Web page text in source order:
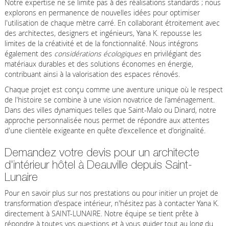
Notre expertise ne se limite pas à des réalisations standards ; nous
explorons en permanence de nouvelles idées pour optimiser
l'utilisation de chaque mètre carré. En collaborant étroitement avec
des architectes, designers et ingénieurs, Yana K. repousse les
limites de la créativité et de la fonctionnalité. Nous intégrons
également des considérations écologiquesen privilégiant des
matériaux durables et des solutions économes en énergie,
contribuant ainsi à la valorisation des espaces rénovés.
Chaque projet est conçu comme une aventure unique où le respect
de l'histoire se combine à une vision novatrice de l'aménagement.
Dans des villes dynamiques telles que Saint-Malo ou Dinard, notre
approche personnalisée nous permet de répondre aux attentes
d'une clientèle exigeante en quête d'excellence et d'originalité.
Demandez votre devis pour un architecte
d'intérieur hôtel à Deauville depuis Saint-
Lunaire
Pour en savoir plus sur nos prestations ou pour initier un projet de
transformation d'espace intérieur, n'hésitez pas à contacter Yana K.
directement à SAINT-LUNAIRE. Notre équipe se tient prête à
répondre à toutes vos questions et à vous guider tout au long du